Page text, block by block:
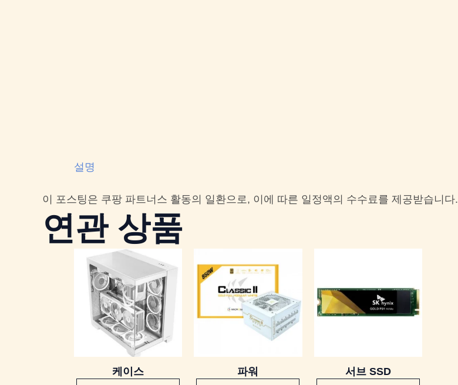
설명
이 포스팅은 쿠팡 파트너스 활동의 일환으로, 이에 따른 일정액의 수수료를 제공받습니다.
연관 상품
케이스 파워 서브 SSD